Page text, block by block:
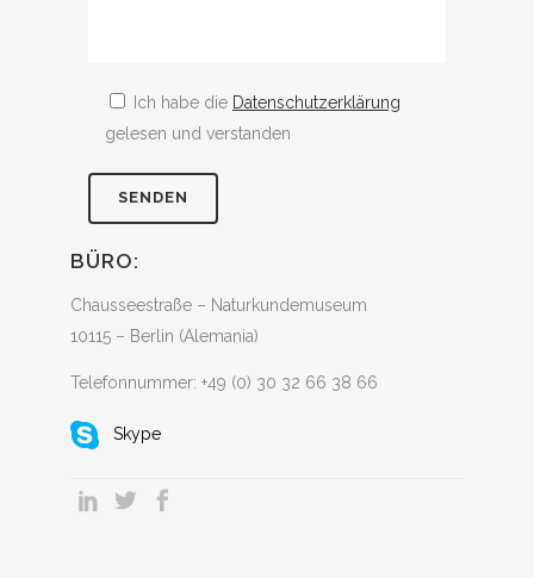
Ich habe die Datenschutzerklärung
gelesen und verstanden
BÜRO:
Chausseestraße – Naturkundemuseum
10115 – Berlin (Alemania)
Telefonnummer: +49 (0) 30 32 66 38 66
Skype